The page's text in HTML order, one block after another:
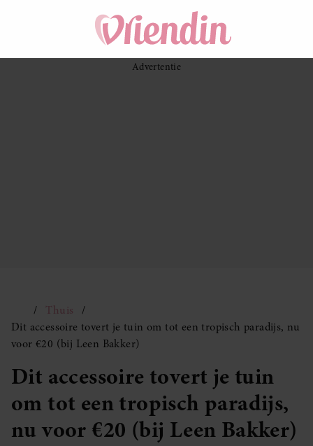
Thuis
Dit accessoire tovert je tuin om tot een tropisch paradijs, nu
voor €20 (bij Leen Bakker)
Dit accessoire tovert je tuin
om tot een tropisch paradijs,
nu voor €20 (bij Leen Bakker)